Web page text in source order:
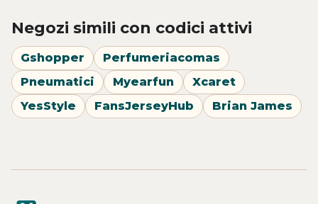
Negozi simili con codici attivi
Gshopper
Perfumeriacomas
Pneumatici
Myearfun
Xcaret
YesStyle
FansJerseyHub Brian James